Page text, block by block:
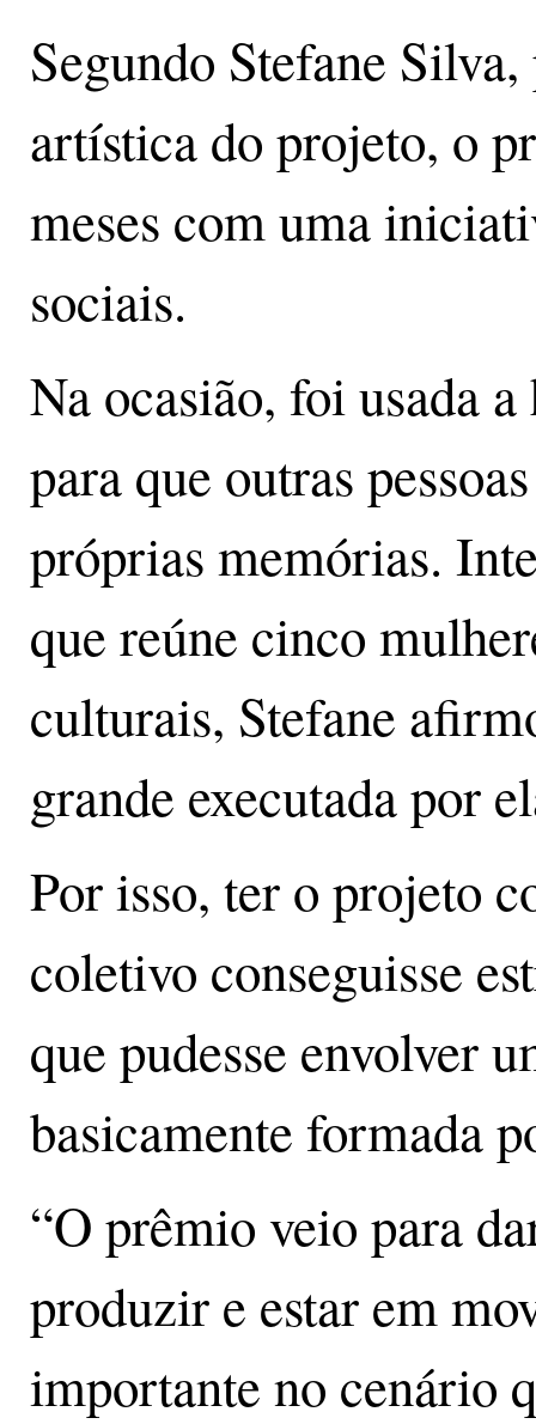
Segundo Stefane
artística do projeto, o
meses com uma
sociais.
Na ocasião, foi usada
para que outras
próprias memórias.
que reúne cinco
culturais, Stefane
grande executada por
Por isso, ter o projeto
coletivo conseguisse
que pudesse envolver
basicamente formada
“O prêmio veio para
produzir e estar em
importante no cenário